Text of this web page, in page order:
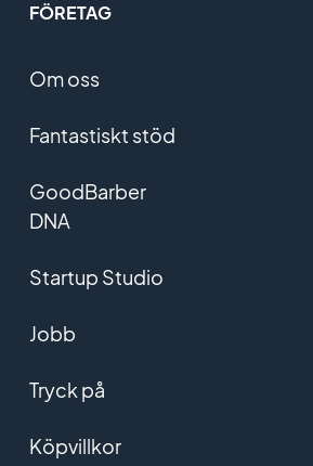
FÖRETAG
Om oss
Fantastiskt stöd
GoodBarber
DNA
Startup Studio
Jobb
Tryck på
Köpvillkor